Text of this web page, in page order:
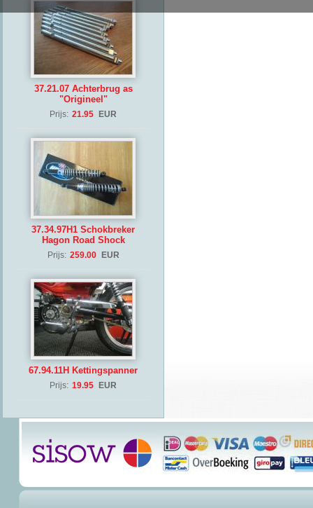
37.21.07 Achterbrug as
"Origineel"
Prijs: 21.95 EUR
37.34.97H1 Schokbreker
Hagon Road Shock
Prijs: 259.00 EUR
67.94.11H Kettingspanner
Prijs: 19.95 EUR